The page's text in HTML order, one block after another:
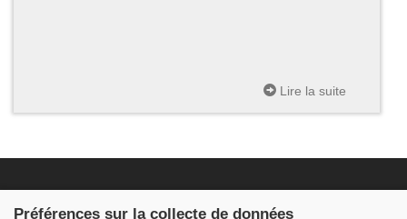
Lire la suite
Préférences sur la collecte de données